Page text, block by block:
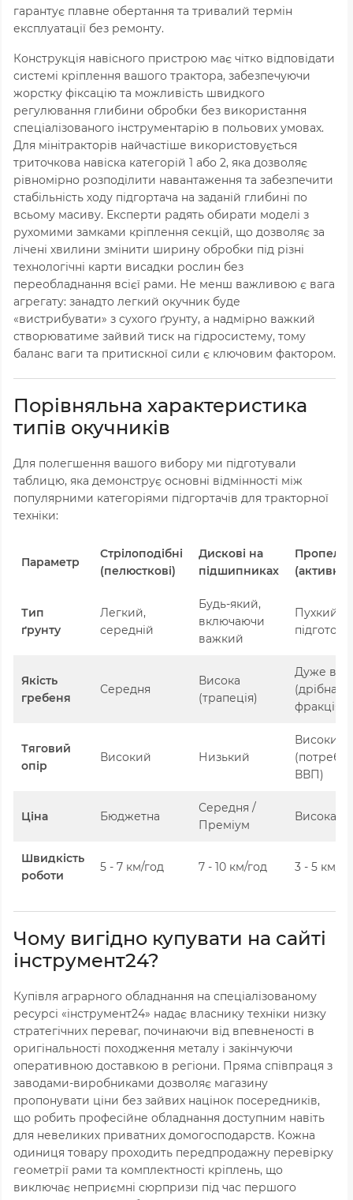
гарантує плавне обертання та тривалий термін
експлуатації без ремонту.
Конструкція навісного пристрою має чітко відповідати
системі кріплення вашого трактора, забезпечуючи
жорстку фіксацію та можливість швидкого
регулювання глибини обробки без використання
спеціалізованого інструментарію в польових умовах.
Для мінітракторів найчастіше використовується
триточкова навіска категорій 1 або 2, яка дозволяє
рівномірно розподілити навантаження та забезпечити
стабільність ходу підгортача на заданій глибині по
всьому масиву. Експерти радять обирати моделі з
рухомими замками кріплення секцій, що дозволяє за
лічені хвилини змінити ширину обробки під різні
технологічні карти висадки рослин без
переобладнання всієї рами. Не менш важливою є вага
агрегату: занадто легкий окучник буде
«вистрибувати» з сухого ґрунту, а надмірно важкий
створюватиме зайвий тиск на гідросистему, тому
баланс ваги та притискної сили є ключовим фактором.
Порівняльна характеристика
типів окучників
Для полегшення вашого вибору ми підготували
таблицю, яка демонструє основні відмінності між
популярними категоріями підгортачів для тракторної
техніки:
Параметр
Стрілоподібні
(пелюсткові)
Дискові на
підшипниках
(активні)
Тип
ґрунту
Легкий,
середній
Будь-який,
включаючи
важкий
Пухкий,
Якість
гребеня
Середня
Висока
(трапеція)
Дуже
(дрібна
фракція)
Тяговий
опір
Високий Низький
Високий
(потребує
ВВП)
Ціна Бюджетна
Середня /
Преміум
Висока
Швидкість
роботи
5 - 7 км/год 7 - 10 км/год 3 - 5 км/
Чому вигідно купувати на сайті
інструмент24?
Купівля аграрного обладнання на спеціалізованому
ресурсі «інструмент24» надає власнику техніки низку
стратегічних переваг, починаючи від впевненості в
оригінальності походження металу і закінчуючи
оперативною доставкою в регіони. Пряма співпраця з
заводами-виробниками дозволяє магазину
пропонувати ціни без зайвих націнок посередників,
що робить професійне обладнання доступним навіть
для невеликих приватних домогосподарств. Кожна
одиниця товару проходить передпродажну перевірку
геометрії рами та комплектності кріплень, що
виключає неприємні сюрпризи під час першого